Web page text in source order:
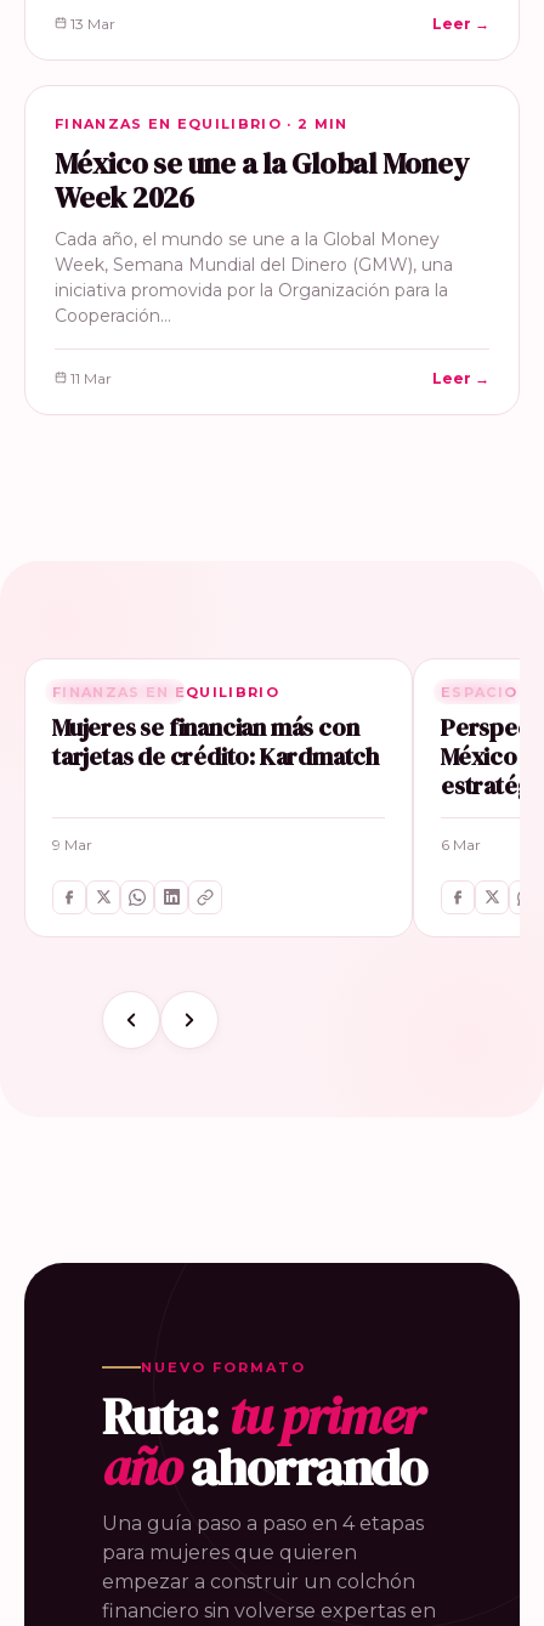
13 Mar Leer →
FINANZAS EN EQUILIBRIO
FINANZAS EN EQUILIBRIO · 2 MIN
México se une a la Global Money
Week 2026
Cada año, el mundo se une a la Global Money
Week, Semana Mundial del Dinero (GMW), una
iniciativa promovida por la Organización para la
Cooperación…
11 Mar Leer →
RELACIONADA
FINANZAS EN EQUILIBRIO
Mujeres se financian más con
tarjetas de crédito: Kardmatch
9 Mar
ESPACIO
México
6 Mar
NUEVO FORMATO
Ruta:tu primer
añoahorrando
Una guía paso a paso en 4 etapas
para mujeres que quieren
empezar a construir un colchón
financiero sin volverse expertas en